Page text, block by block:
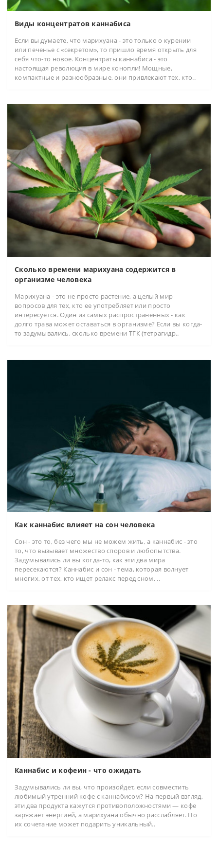
Виды концентратов каннабиса
Если вы думаете, что марихуана - это только о курении
или печенье с «секретом», то пришло время открыть для
себя что-то новое. Концентраты каннабиса - это
настоящая революция в мире конопли! Мощные,
компактные и разнообразные, они привлекают тех, кто..
Сколько времени марихуана содержится в
организме человека
Марихуана - это не просто растение, а целый мир
вопросов для тех, кто ее употребляет или просто
интересуется. Один из самых распространенных - как
долго трава может оставаться в организме? Если вы когда-
то задумывались, сколько времени ТГК (тетрагидр..
Как каннабис влияет на сон человека
Сон - это то, без чего мы не можем жить, а каннабис - это
то, что вызывает множество споров и любопытства.
Задумывались ли вы когда-то, как эти два мира
пересекаются? Каннабис и сон - тема, которая волнует
многих, от тех, кто ищет релакс перед сном, ..
Каннабис и кофеин - что ожидать
Задумывались ли вы, что произойдет, если совместить
любимый утренний кофе с каннабисом? На первый взгляд,
эти два продукта кажутся противоположностями — кофе
заряжает энергией, а марихуана обычно расслабляет. Но
их сочетание может подарить уникальный..